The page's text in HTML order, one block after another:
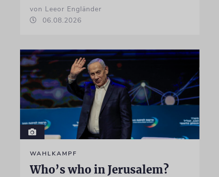
von Leeor Engländer
06.08.2026
WAHLKAMPF
Who’s who in Jerusalem?